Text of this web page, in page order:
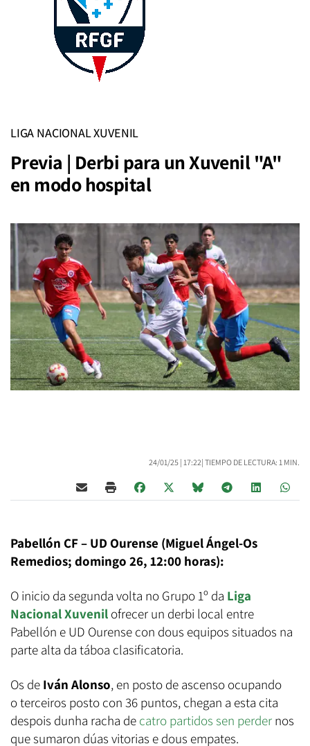
LIGA NACIONAL XUVENIL
Previa | Derbi para un Xuvenil "A"
en modo hospital
24/01/25 | 17:22| TIEMPO DE LECTURA: 1 MIN.
Pabellón CF – UD Ourense (Miguel Ángel-Os
Remedios; domingo 26, 12:00 horas):
O inicio da segunda volta no Grupo 1º da Liga
Nacional Xuvenil ofrecer un derbi local entre
Pabellón e UD Ourense con dous equipos situados na
parte alta da táboa clasificatoria.
Os de Iván Alonso, en posto de ascenso ocupando
o terceiros posto con 36 puntos, chegan a esta cita
despois dunha racha de catro partidos sen perder nos
que sumaron dúas vitorias e dous empates.